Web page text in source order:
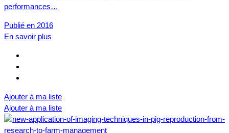
performances…
Publié en 2016
En savoir plus
Ajouter à ma liste
Ajouter à ma liste